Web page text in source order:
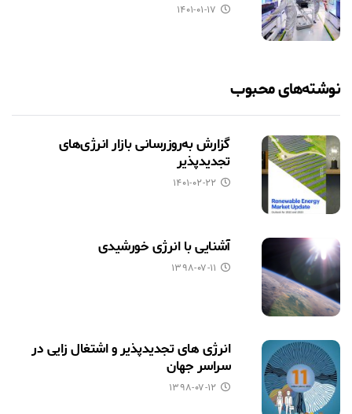
۱۴۰۱-۰۱-۱۷
نوشته‌های محبوب
گزارش به‌روزرسانی بازار انرژی‌های
تجدیدپذیر
۱۴۰۱-۰۲-۲۲
آشنایی با انرژی خورشیدی
۱۳۹۸-۰۷-۱۱
انرژی های تجدیدپذیر و اشتغال زایی در
سراسر جهان
۱۳۹۸-۰۷-۱۲